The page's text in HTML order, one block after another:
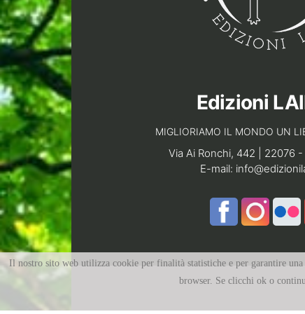
Il nostro sito web utilizza cookie per finalità statistiche e per garantire
browser. Se clicchi ok o
Edizioni
MIGLIORIAMO IL MONDO UN
Via Ai Ronchi, 442 | 22076
E-mail: